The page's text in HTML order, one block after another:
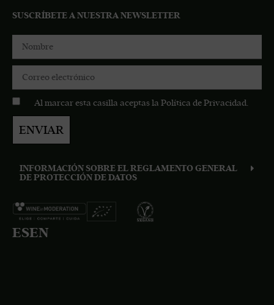
SUSCRÍBETE A NUESTRA NEWSLETTER
Al marcar esta casilla aceptas la Política de Privacidad.
ENVIAR
INFORMACIÓN SOBRE EL REGLAMENTO GENERAL
DE PROTECCIÓN DE DATOS
ESEN